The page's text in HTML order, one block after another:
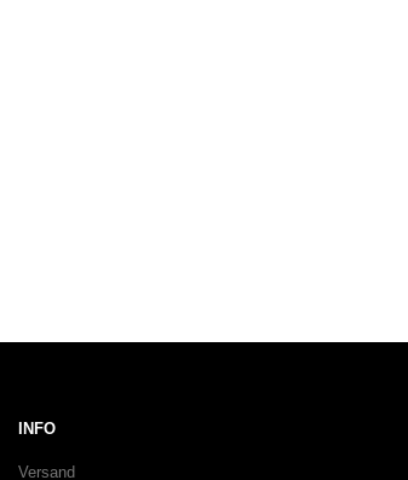
INFO
Versand